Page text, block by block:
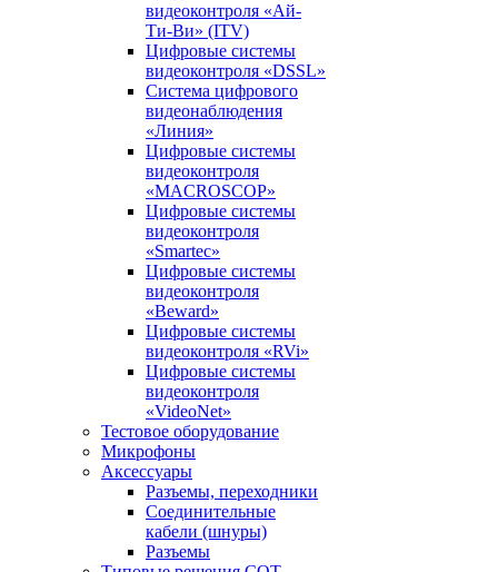
видеоконтроля «Ай-
Ти-Ви» (ITV)
Цифровые системы
видеоконтроля «DSSL»
Система цифрового
видеонаблюдения
«Линия»
Цифровые системы
видеоконтроля
«MACROSCOP»
Цифровые системы
видеоконтроля
«Smartec»
Цифровые системы
видеоконтроля
«Beward»
Цифровые системы
видеоконтроля «RVi»
Цифровые системы
видеоконтроля
«VideoNet»
Тестовое оборудование
Микрофоны
Аксессуары
Разъемы, переходники
Соединительные
кабели (шнуры)
Разъемы